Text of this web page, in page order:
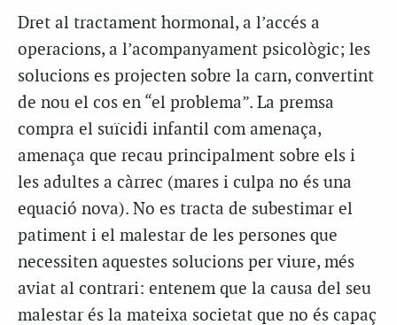
Dret al tractament hormonal, a l’accés a
operacions, a l’acompanyament psicològic; les
solucions es projecten sobre la carn, convertint
de nou el cos en “el problema”. La premsa
compra el suïcidi infantil com amenaça,
amenaça que recau principalment sobre els i
les adultes a càrrec (mares i culpa no és una
equació nova). No es tracta de subestimar el
patiment i el malestar de les persones que
necessiten aquestes solucions per viure, més
aviat al contrari: entenem que la causa del seu
malestar és la mateixa societat que no és capaç